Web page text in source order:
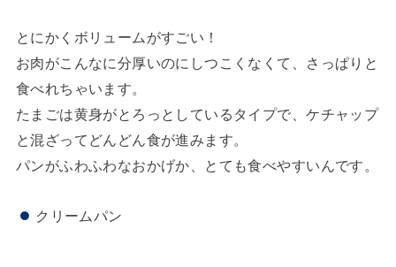
とにかくボリュームがすごい！
お肉がこんなに分厚いのにしつこくなくて、さっぱりと
食べれちゃいます。
たまごは黄身がとろっとしているタイプで、ケチャップ
と混ざってどんどん食が進みます。
パンがふわふわなおかげか、とても食べやすいんです。
クリームパン